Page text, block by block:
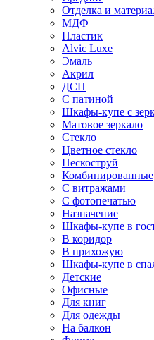
Отделка и
МДФ
Пластик
Alvic Luxe
Эмаль
Акрил
ДСП
С патиной
Шкафы-купе с
Матовое зеркало
Стекло
Цветное стекло
Пескоструй
Комбинированные
С витражами
С фотопечатью
Назначение
Шкафы-купе в
В коридор
В прихожую
Шкафы-купе в
Детские
Офисные
Для книг
Для одежды
На балкон